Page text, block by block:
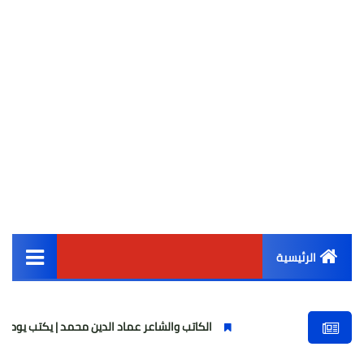
الرئيسية
أخبار مصر
الكاتب والشاعر عماد الدين محمد | يكتب يوميات شاعر وقصيدة :